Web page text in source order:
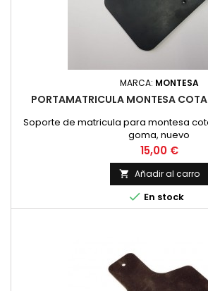
MARCA: MONTESA
PORTAMATRICULA MONTESA
Soporte de matricula para montesa
goma, nuevo
Precio
15,00 €
 Añadir al carro
 En stock